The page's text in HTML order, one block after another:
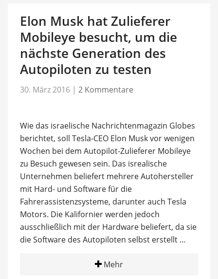
Elon Musk hat Zulieferer
Mobileye besucht, um die
nächste Generation des
Autopiloten zu testen
30. März 2016 | 2 Kommentare
Wie das israelische Nachrichtenmagazin Globes
berichtet, soll Tesla-CEO Elon Musk vor wenigen
Wochen bei dem Autopilot-Zulieferer Mobileye
zu Besuch gewesen sein. Das isrealische
Unternehmen beliefert mehrere Autohersteller
mit Hard- und Software für die
Fahrerassistenzsysteme, darunter auch Tesla
Motors. Die Kalifornier werden jedoch
ausschließlich mit der Hardware beliefert, da sie
die Software des Autopiloten selbst erstellt …
Mehr